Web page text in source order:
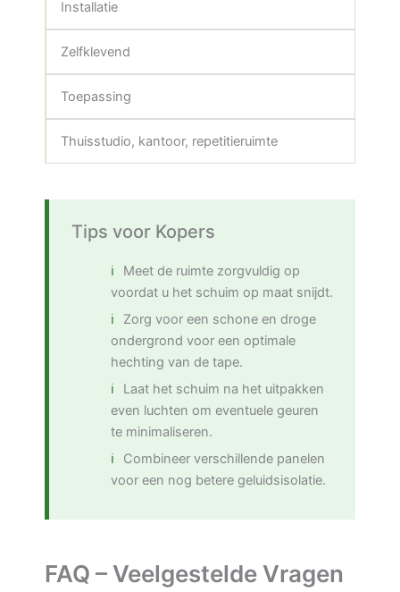
Installatie
Zelfklevend
Toepassing
Thuisstudio, kantoor, repetitieruimte
Tips voor Kopers
Meet de ruimte zorgvuldig op
voordat u het schuim op maat snijdt.
Zorg voor een schone en droge
ondergrond voor een optimale
hechting van de tape.
Laat het schuim na het uitpakken
even luchten om eventuele geuren
te minimaliseren.
Combineer verschillende panelen
voor een nog betere geluidsisolatie.
FAQ – Veelgestelde Vragen